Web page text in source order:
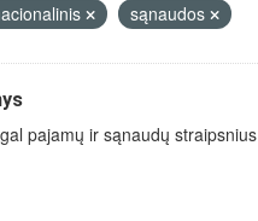
sąnaudos
pajamų ir sąnaudų straipsnius